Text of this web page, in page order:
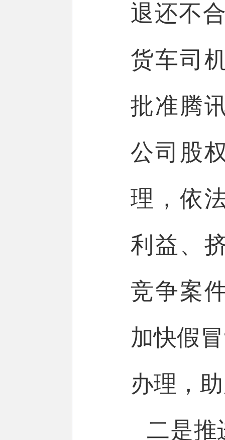
退还不
货车司
批准腾
公司股
理，依
利益、
竞争案
加快假
办理，
二是推